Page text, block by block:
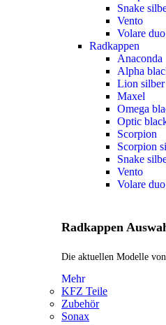
Snake
Vento
Volare
Radkappen
Anaconda
Alpha
Lion silber
Maxel
Omega
Optic
Scorpion
Scorpion
Snake
Vento
Volare
Radkappen
Die aktuellen Modelle
Mehr
KFZ Teile
Zubehör
Sonax